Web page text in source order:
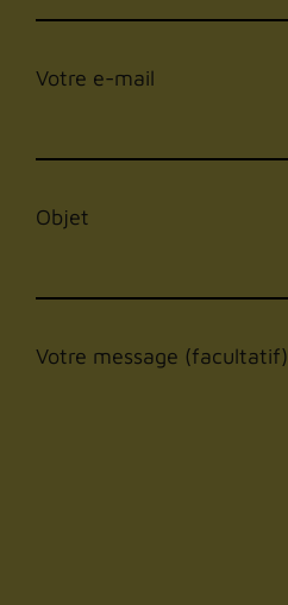
Votre e-mail
Objet
Votre message (facultatif)